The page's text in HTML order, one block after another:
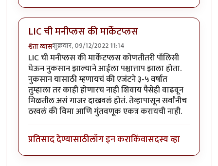
LIC ची मनीप्लस की मार्केटप्लस
श्वेता व्यासशुक्रवार, 09/12/2022 11:14
LIC ची मनीप्लस की मार्केटप्लस कोणतीतरी पॉलिसी
घेऊन नुकसान झाल्याने आईला पश्चात्ताप झाला होता.
नुकसान यासाठी म्हणायचं की एजंटने ३-५ वर्षात
तुम्हाला तर काही होणारच नाही शिवाय पैसेही वाढवून
मिळतील असं गाजर दाखवलं होतं. तेव्हापासून सर्वांनीच
ठरवलं की विमा आणि गुंतवणूक एकत्र करायची नाही.
प्रतिसाद देण्यासाठीलॉग इन कराकिंवासदस्य व्हा